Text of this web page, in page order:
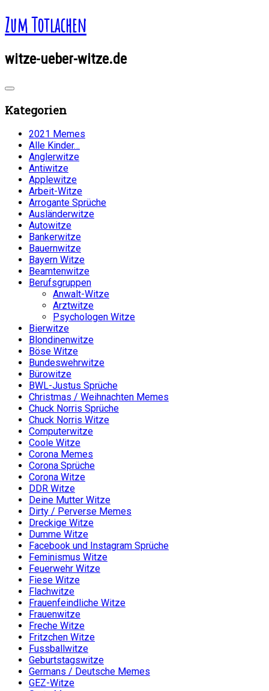
Zum Totlachen
witze-ueber-witze.de
Kategorien
2021 Memes
Alle Kinder…
Anglerwitze
Antiwitze
Applewitze
Arbeit-Witze
Arrogante Sprüche
Ausländerwitze
Autowitze
Bankerwitze
Bauernwitze
Bayern Witze
Beamtenwitze
Berufsgruppen
Anwalt-Witze
Arztwitze
Psychologen Witze
Bierwitze
Blondinenwitze
Böse Witze
Bundeswehrwitze
Bürowitze
BWL-Justus Sprüche
Christmas / Weihnachten Memes
Chuck Norris Sprüche
Chuck Norris Witze
Computerwitze
Coole Witze
Corona Memes
Corona Sprüche
Corona Witze
DDR Witze
Deine Mutter Witze
Dirty / Perverse Memes
Dreckige Witze
Dumme Witze
Facebook und Instagram Sprüche
Feminismus Witze
Feuerwehr Witze
Fiese Witze
Flachwitze
Frauenfeindliche Witze
Frauenwitze
Freche Witze
Fritzchen Witze
Fussballwitze
Geburtstagswitze
Germans / Deutsche Memes
GEZ-Witze